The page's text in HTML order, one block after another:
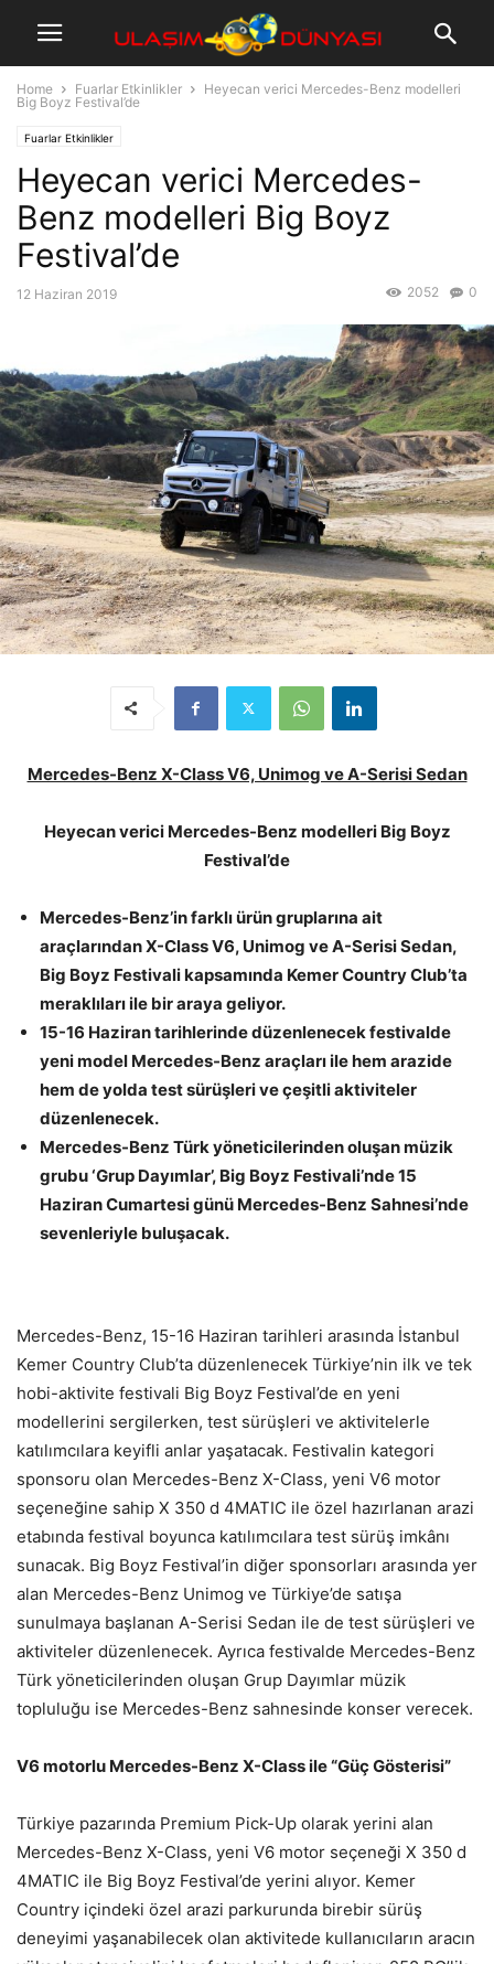
Home Fuarlar Etkinlikler
Heyecan verici Mercedes-Benz modelleri
Big Boyz Festival’de
Fuarlar Etkinlikler
Heyecan verici Mercedes-
Benz modelleri Big Boyz
Festival’de
12 Haziran 2019 0
2052
Mercedes-Benz X-Class V6, Unimog ve A-Serisi Sedan
Heyecan verici Mercedes-Benz modelleri Big Boyz
Festival’de
Mercedes-Benz’in farklı ürün gruplarına ait
araçlarından X-Class V6, Unimog ve A-Serisi Sedan,
Big Boyz Festivali kapsamında Kemer Country Club’ta
meraklıları ile bir araya geliyor.
15-16 Haziran tarihlerinde düzenlenecek festivalde
yeni model Mercedes-Benz araçları ile hem arazide
hem de yolda test sürüşleri ve çeşitli aktiviteler
düzenlenecek.
Mercedes-Benz Türk yöneticilerinden oluşan müzik
grubu ‘Grup Dayımlar’, Big Boyz Festivali’nde 15
Haziran Cumartesi günü Mercedes-Benz Sahnesi’nde
sevenleriyle buluşacak.
Mercedes-Benz, 15-16 Haziran tarihleri arasında İstanbul
Kemer Country Club’ta düzenlenecek Türkiye’nin ilk ve tek
hobi-aktivite festivali Big Boyz Festival’de en yeni
modellerini sergilerken, test sürüşleri ve aktivitelerle
katılımcılara keyifli anlar yaşatacak. Festivalin kategori
sponsoru olan Mercedes-Benz X-Class, yeni V6 motor
seçeneğine sahip X 350 d 4MATIC ile özel hazırlanan arazi
etabında festival boyunca katılımcılara test sürüş imkânı
sunacak. Big Boyz Festival’in diğer sponsorları arasında yer
alan Mercedes-Benz Unimog ve Türkiye’de satışa
sunulmaya başlanan A-Serisi Sedan ile de test sürüşleri ve
aktiviteler düzenlenecek. Ayrıca festivalde Mercedes-Benz
Türk yöneticilerinden oluşan Grup Dayımlar müzik
topluluğu ise Mercedes-Benz sahnesinde konser verecek.
V6 motorlu Mercedes-Benz X-Class ile “Güç Gösterisi”
Türkiye pazarında Premium Pick-Up olarak yerini alan
Mercedes-Benz X-Class, yeni V6 motor seçeneği X 350 d
4MATIC ile Big Boyz Festival’de yerini alıyor. Kemer
Country içindeki özel arazi parkurunda birebir sürüş
deneyimi yaşanabilecek olan aktivitede kullanıcıların aracın